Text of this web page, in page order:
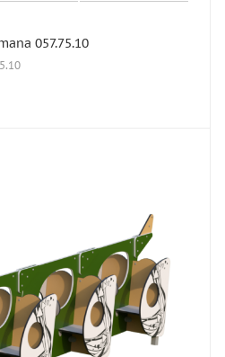
057.75.10